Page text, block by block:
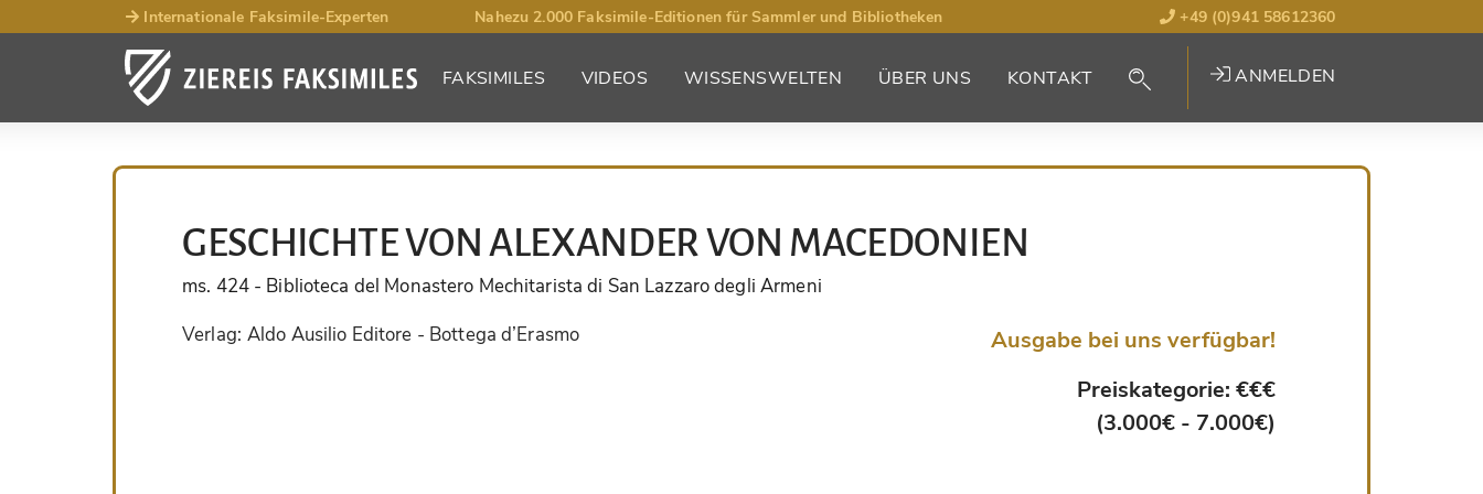
Internationale Faksimile-Experten Nahezu 2.000 Faksimile-Editionen für Sammler und Bibliotheken +49 (0)941 58612360
FAKSIMILES VIDEOS WISSENSWELTEN ÜBER UNS KONTAKT ANMELDEN
GESCHICHTE VON ALEXANDER VON MACEDONIEN
ms. 424 - Biblioteca del Monastero Mechitarista di San Lazzaro degli Armeni
Verlag: Aldo Ausilio Editore - Bottega d’Erasmo
Ausgabe bei uns verfügbar!
Preiskategorie: €€€
(3.000€ - 7.000€)